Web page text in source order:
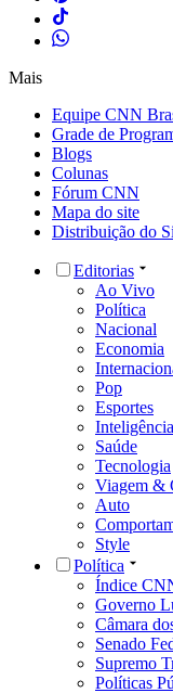
Mais
Equipe CNN
Grade de
Blogs
Colunas
Fórum CNN
Mapa do site
Distribuição do
Editorias
Ao Vivo
Política
Nacional
Economia
Pop
Esportes
Saúde
Tecnologia
Viagem &
Auto
Style
Política
Índice
Governo
Câmara
Senado
Supremo
Políticas